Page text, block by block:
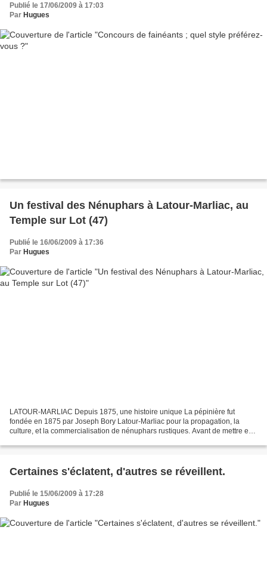
Publié le 17/06/2009 à 17:03
Par Hugues
Un festival des Nénuphars à Latour-Marliac, au
Temple sur Lot (47)
Publié le 16/06/2009 à 17:36
Par Hugues
LATOUR-MARLIAC Depuis 1875, une histoire unique La pépinière fut
fondée en 1875 par Joseph Bory Latour‑Marliac pour la propagation, la
culture, et la commercialisation de nénuphars rustiques. Avant de mettre en
Certaines s'éclatent, d'autres se réveillent.
Publié le 15/06/2009 à 17:28
Par Hugues